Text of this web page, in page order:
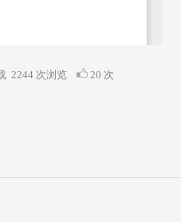
2244 次浏览 20 次